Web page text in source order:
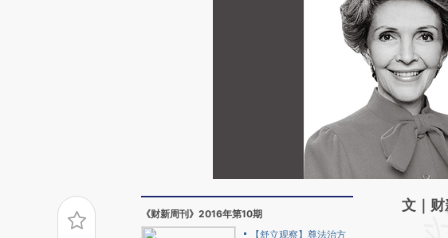
《财新周刊》2016年第10期
【舒立观察】尊法治方
请务必在
文｜